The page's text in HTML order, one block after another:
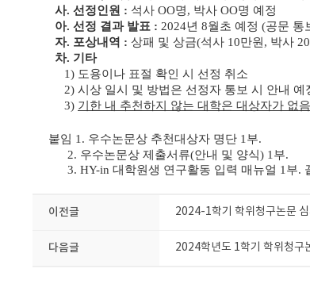
사. 선정인원 : 석사 OO명, 박사 OO명 예정
아. 선정 결과 발표 : 2024년 8월초 예정 (공문 통
자. 포상내역 : 상패 및 상금(석사 10만원, 박사
차. 기타
1) 도용이나 표절 확인 시 선정 취소
2) 시상 일시 및 방법은 선정자 통보 시 안내 예
3) 기한 내 추천하지 않는 대학은 대상자가 없
붙임 1. 우수논문상 추천대상자 명단 1부.
2. 우수논문상 제출서류(안내 및 양식) 1부.
3. HY-in 대학원생 연구활동 입력 매뉴얼 1부.
이전글 2024-1학기 학위청구논문
다음글 2024학년도 1학기 학위청구